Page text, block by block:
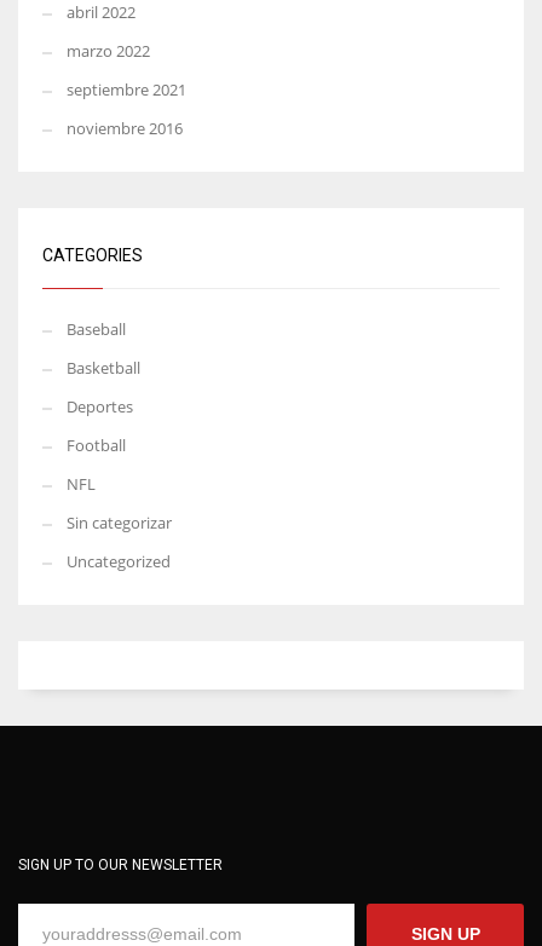
abril 2022
marzo 2022
septiembre 2021
noviembre 2016
CATEGORIES
Baseball
Basketball
Deportes
Football
NFL
Sin categorizar
Uncategorized
SIGN UP TO OUR NEWSLETTER
SIGN UP